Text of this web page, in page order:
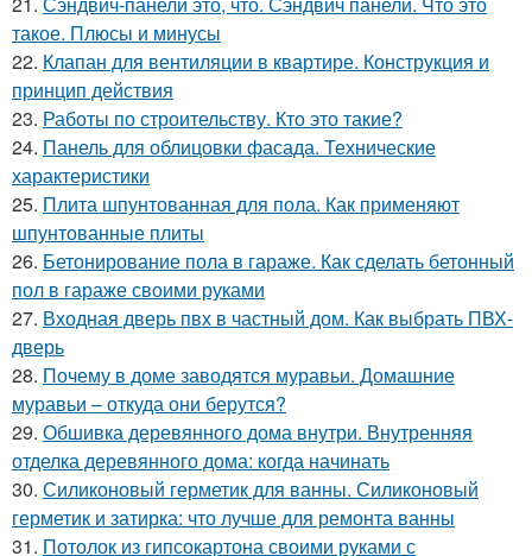
такое. Плюсы и минусы
22. Клапан для вентиляции в квартире. Конструкция и
принцип действия
23. Работы по строительству. Кто это такие?
24. Панель для облицовки фасада. Технические
характеристики
25. Плита шпунтованная для пола. Как применяют
шпунтованные плиты
26. Бетонирование пола в гараже. Как сделать бетонный
пол в гараже своими руками
27. Входная дверь пвх в частный дом. Как выбрать ПВХ-
дверь
28. Почему в доме заводятся муравьи. Домашние
муравьи – откуда они берутся?
29. Обшивка деревянного дома внутри. Внутренняя
отделка деревянного дома: когда начинать
30. Силиконовый герметик для ванны. Силиконовый
герметик и затирка: что лучше для ремонта ванны
31. Потолок из гипсокартона своими руками с